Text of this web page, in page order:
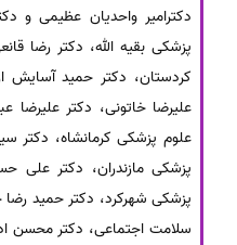
دکترامیر واحدیان عظیمی و
پزشکی بقیه الله، دکتر رضا
کردستان، دکتر حمید آسایش
علیرضا خاتونی، دکتر علیرضا
علوم پزشکی کرمانشاه، دکتر
پزشکی مازندران، دکتر علی
پزشکی شهرکرد، دکتر حمید رضا
سلامت اجتماعی، دکتر محسن